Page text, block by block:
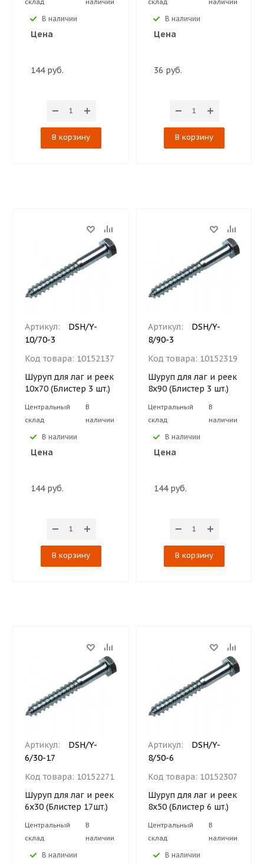
склад наличии
В наличии
Цена
144 руб.
В корзину
склад наличии
В наличии
Цена
36 руб.
В корзину
Артикул:
DSH/Y-
10/70-3
Код товара: 10152137
Шуруп для лаг и реек
10х70 (Блистер 3 шт.)
Центральный
склад
В
наличии
В наличии
Цена
144 руб.
В корзину
Артикул:
DSH/Y-
8/90-3
Код товара: 10152319
Шуруп для лаг и реек
8х90 (Блистер 3 шт.)
Центральный
склад
В
наличии
В наличии
Цена
144 руб.
В корзину
Артикул:
DSH/Y-
6/30-17
Код товара: 10152271
Шуруп для лаг и реек
6х30 (Блистер 17шт.)
Центральный
склад
В
наличии
В наличии
Артикул:
DSH/Y-
8/50-6
Код товара: 10152307
Шуруп для лаг и реек
8х50 (Блистер 6 шт.)
Центральный
склад
В
наличии
В наличии